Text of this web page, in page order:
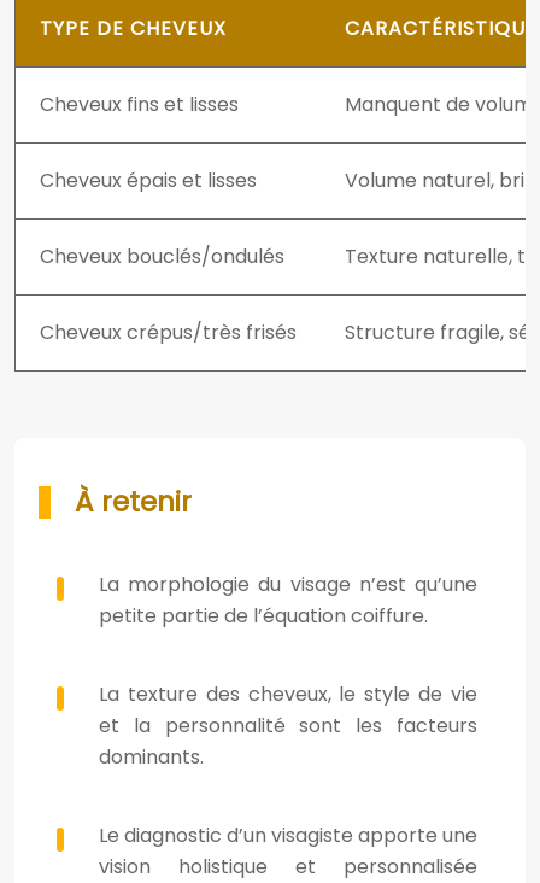
TYPE DE CHEVEUX
Cheveux fins et lisses Manquent de
Cheveux épais et lisses Volume naturel,
Cheveux bouclés/ondulés Texture naturelle,
Cheveux crépus/très frisés Structure fragile,
À retenir
La morphologie du visage n’est qu’une
petite partie de l’équation coiffure.
La texture des cheveux, le style de vie
et la personnalité sont les facteurs
dominants.
Le diagnostic d’un visagiste apporte une
vision holistique et personnalisée